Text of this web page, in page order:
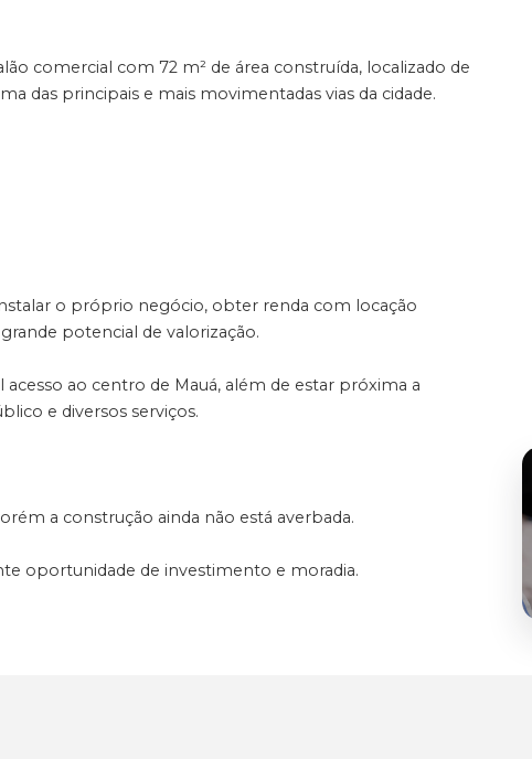
comercial com 72 m² de área construída, localizado de
das principais e mais movimentadas vias da cidade.
o próprio negócio, obter renda com locação
potencial de valorização.
ao centro de Mauá, além de estar próxima a
e diversos serviços.
a construção ainda não está averbada.
oportunidade de investimento e moradia.